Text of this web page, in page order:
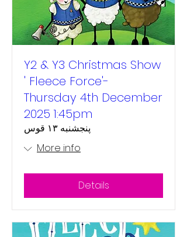
Y2 & Y3 Christmas Show
' Fleece Force'-
Thursday 4th December
2025 1:45pm
پنجشنبه ۱۳ قوس
More info
Details